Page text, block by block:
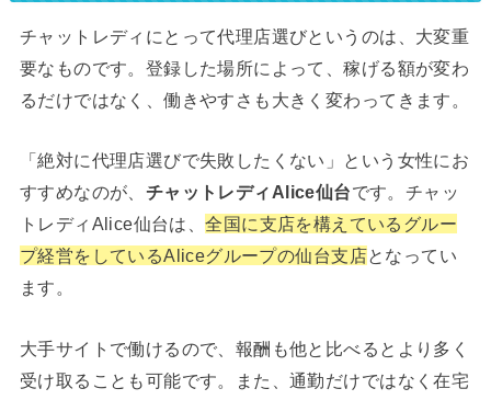
チャットレディにとって代理店選びというのは、大変重
要なものです。登録した場所によって、稼げる額が変わ
るだけではなく、働きやすさも大きく変わってきます。
「絶対に代理店選びで失敗したくない」という女性にお
すすめなのが、 チャットレディAlice仙台です。チャッ
トレディAlice仙台は、全国に支店を構えているグルー
プ経営をしているAliceグループの仙台支店となってい
ます。
大手サイトで働けるので、報酬も他と比べるとより多く
受け取ることも可能です。また、通勤だけではなく在宅